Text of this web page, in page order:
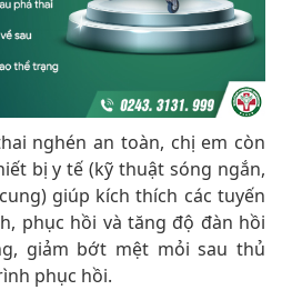
nghén an toàn, chị em còn
bị y tế (kỹ thuật sóng ngắn,
giúp kích thích các tuyến
phục hồi và tăng độ đàn hồi
giảm bớt mệt mỏi sau thủ
phục hồi.